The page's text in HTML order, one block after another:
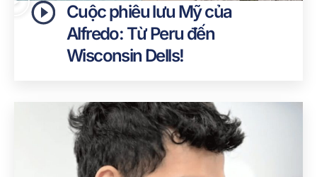
Cuộc phiêu lưu Mỹ của
Alfredo: Từ Peru đến
Wisconsin Dells!